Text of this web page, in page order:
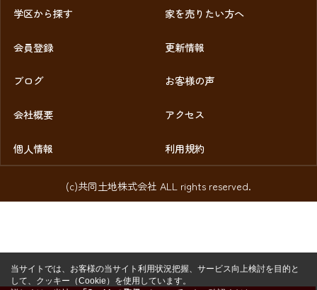
学区から探す 家を売りたい方へ
会員登録 更新情報
ブログ お客様の声
会社概要 アクセス
個人情報 利用規約
(c)共同土地株式会社 ALL rights reserved.
当サイトでは、お客様の当サイト利用状況把握、サービス向上検討を目的と
して、クッキー（Cookie）を使用しています。